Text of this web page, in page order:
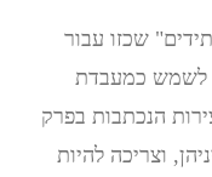
שכזו עבור
לשמש כמעבדת
הנכתבות בפרק
וצריכה להיות